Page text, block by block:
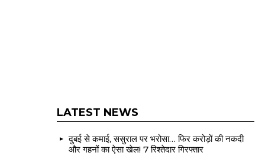
LATEST NEWS
दुबई से कमाई, ससुराल पर भरोसा… फिर करोड़ों की नकदी
और गहनों का ऐसा खेल! 7 रिश्तेदार गिरफ्तार